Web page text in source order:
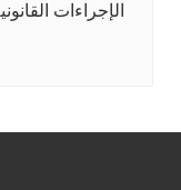
الإجراءات